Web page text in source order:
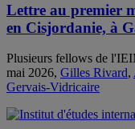
Lettre au premier
en Cisjordanie, à
Plusieurs fellows de
mai 2026, Gilles Rivard,
Gervais-Vidricaire